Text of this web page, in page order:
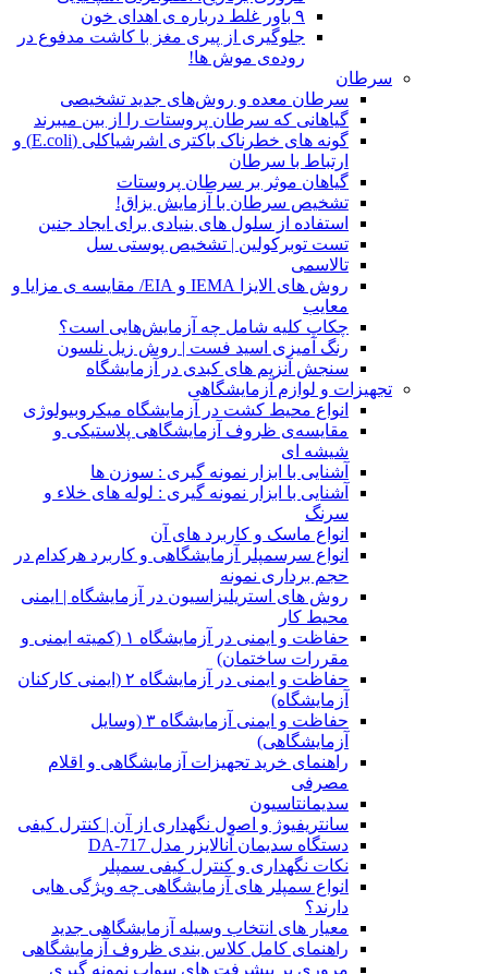
۹ باور غلط درباره ی اهدای خون
جلوگیری از پیری مغز با کاشت مدفوع در
روده‌ی موش ها!
سرطان
سرطان معده و روش‌های جدید تشخیصی
گیاهانی که سرطان پروستات را از بین میبرند
گونه های خطرناک باکتری اشرشیاکلی (E.coli) و
ارتباط با سرطان
گیاهان موثر بر سرطان پروستات
تشخیص سرطان با آزمایش بزاق!
استفاده از سلول های بنیادی برای ایجاد جنین
تست توبرکولین | تشخیص پوستی سل
تالاسمی
روش های الایزا IEMA و EIA/ مقایسه ی مزایا و
معایب
چکاپ کلیه شامل چه آزمایش‌هایی است؟
رنگ آمیزی اسید فست | روش زیل نلسون
سنجش آنزیم های کبدی در آزمایشگاه
تجهیزات و لوازم آزمایشگاهی
انواع محیط کشت در آزمایشگاه میکروبیولوژی
مقایسه‌ی ظروف آزمایشگاهی پلاستیکی و
شیشه ای
آشنایی با ابزار نمونه گیری : سوزن ها
آشنایی با ابزار نمونه گیری : لوله های خلاء و
سرنگ
انواع ماسک و کاربرد های آن
انواع سرسمپلر آزمایشگاهی و کاربرد هرکدام در
حجم برداری نمونه
روش های استریلیزاسیون در آزمایشگاه | ایمنی
محیط کار
حفاظت و ایمنی در آزمایشگاه ۱ (کمیته ایمنی و
مقررات ساختمان)
حفاظت و ایمنی در آزمایشگاه ۲ (ایمنی کارکنان
آزمایشگاه)
حفاظت و ایمنی آزمایشگاه ۳ (وسایل
آزمایشگاهی)
راهنمای خرید تجهیزات آزمایشگاهی و اقلام
مصرفی
سدیمانتاسیون
سانتریفیوژ و اصول نگهداری از آن | کنترل کیفی
دستگاه سدیمان آنالایزر مدل DA-717
نکات نگهداری و کنترل کیفی سمپلر
انواع سمپلر های آزمایشگاهی چه ویژگی هایی
دارند؟
معیار های انتخاب وسیله آزمایشگاهی جدید
راهنمای کامل کلاس بندی ظروف آزمایشگاهی
مروری بر پیشرفت های سواب نمونه گیری